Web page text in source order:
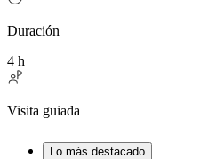
Duración
4 h
Visita guiada
Lo más destacado